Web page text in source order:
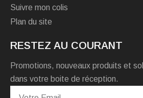
Suivre mon colis
Plan du site
RESTEZ AU COURANT
Promotions, nouveaux produits et
dans votre boite de réception.